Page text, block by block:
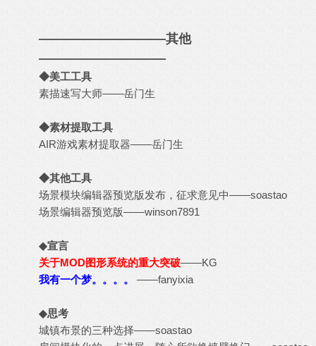
——————————其他
——————————
◆美工工具
素描速写大师——岳门生
◆素材提取工具
AIR游戏素材提取器——岳门生
◆其他工具
场景模块编辑器预览版发布，征求意见中——soastao
场景编辑器预览版——winson7891
◆宣言
关于MOD图形系统的重大突破——KG
我有一个梦。。。。 ——fanyixia
◆思考
城镇布景的三种选择——soastao